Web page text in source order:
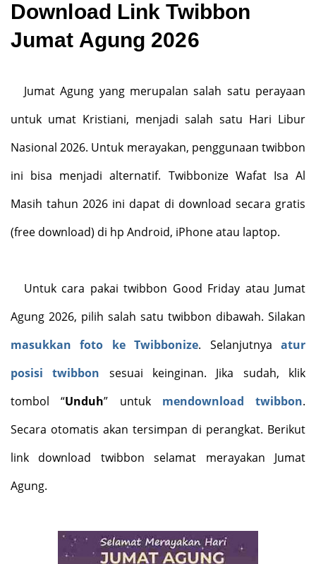
Download Link Twibbon
Jumat Agung 2026
Jumat Agung yang merupalan salah satu perayaan
untuk umat Kristiani, menjadi salah satu Hari Libur
Nasional 2026. Untuk merayakan, penggunaan twibbon
ini bisa menjadi alternatif. Twibbonize Wafat Isa Al
Masih tahun 2026 ini dapat di download secara gratis
(free download) di hp Android, iPhone atau laptop.
Untuk cara pakai twibbon Good Friday atau Jumat
Agung 2026, pilih salah satu twibbon dibawah. Silakan
masukkan foto ke Twibbonize. Selanjutnyaatur
posisi twibbon sesuai keinginan. Jika sudah, klik
tombol “Unduh” untuk mendownload twibbon.
Secara otomatis akan tersimpan di perangkat. Berikut
link download twibbon selamat merayakan Jumat
Agung.